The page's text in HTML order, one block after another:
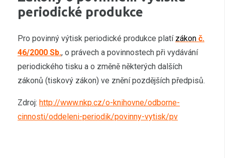
periodické produkce
Pro povinný výtisk periodické produkce platí zákon č.
46/2000 Sb., o právech a povinnostech při vydávání
periodického tisku a o změně některých dalších
zákonů (tiskový zákon) ve znění pozdějších předpisů.
Zdroj: http://www.nkp.cz/o-knihovne/odborne-
cinnosti/oddeleni-periodik/povinny-vytisk/pv